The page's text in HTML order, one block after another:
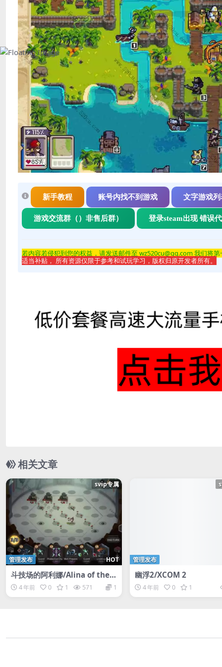
新手教程 账号内找不到游戏 文字游戏列
游戏交流群（）非售后群） 登录steam出现 错误
若内容若侵犯到您的权益，请发送邮件至 wz520cu@qq.com 我们将
适当补贴， 所有资源仅限于参考和试玩学习，版权归原开发者所有。
相关文章
svip专属
HOT
管理发布
斗技场的阿利娜/Alina of the A
rena
4 年前 0 1 571 1
管理发布
幽浮2/XCOM 2
4 年前 0 1